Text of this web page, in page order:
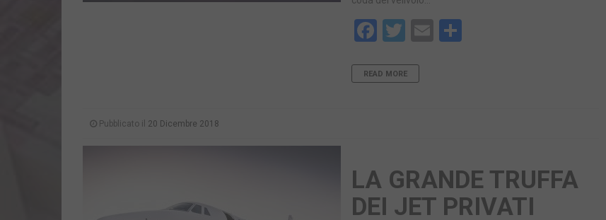
Facebook
TwitterEmail
READ MORE
Pubblicato il 20 Dicembre 2018
LA GRANDE TRUFFA
DEI JET PRIVATI